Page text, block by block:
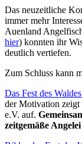
Das neuzeitliche
immer mehr
Auenland
hier) konnten ihr
deutlich vertiefen.
Zum Schluss kann
Das Fest des
der Motivation
e.V. auf.
zeitgemäße